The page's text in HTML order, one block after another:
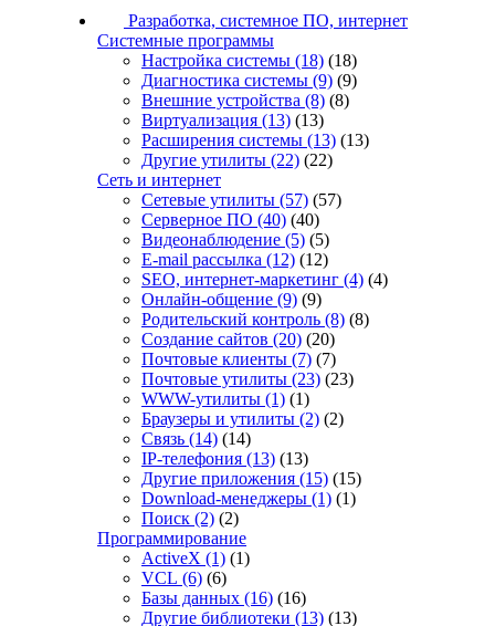
Разработка, системное ПО, интернет
Системные программы
Настройка системы (18) (18)
Диагностика системы (9) (9)
Внешние устройства (8) (8)
Виртуализация (13) (13)
Расширения системы (13) (13)
Другие утилиты (22) (22)
Сеть и интернет
Сетевые утилиты (57) (57)
Серверное ПО (40) (40)
Видеонаблюдение (5) (5)
E-mail рассылка (12) (12)
SEO, интернет-маркетинг (4) (4)
Онлайн-общение (9) (9)
Родительский контроль (8) (8)
Создание сайтов (20) (20)
Почтовые клиенты (7) (7)
Почтовые утилиты (23) (23)
WWW-утилиты (1) (1)
Браузеры и утилиты (2) (2)
Связь (14) (14)
IP-телефония (13) (13)
Другие приложения (15) (15)
Download-менеджеры (1) (1)
Поиск (2) (2)
Программирование
ActiveX (1) (1)
VCL (6) (6)
Базы данных (16) (16)
Другие библиотеки (13) (13)